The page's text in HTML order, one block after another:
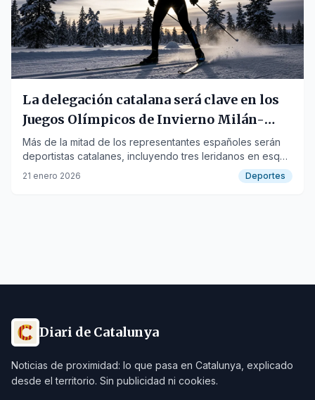
La delegación catalana será clave en los
Juegos Olímpicos de Invierno Milán-
Cortina 2026
Más de la mitad de los representantes españoles serán
deportistas catalanes, incluyendo tres leridanos en esquí
de fondo.
21 enero 2026 Deportes
Diari de Catalunya
Noticias de proximidad: lo que pasa en Catalunya, explicado
desde el territorio. Sin publicidad ni cookies.